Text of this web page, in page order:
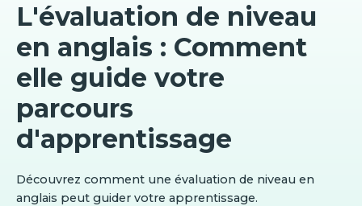
L'évaluation de niveau
en anglais : Comment
elle guide votre
parcours
d'apprentissage
Découvrez comment une évaluation de niveau en
anglais peut guider votre apprentissage.